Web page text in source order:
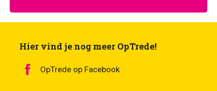
Hier vind je nog meer OpTrede!
OpTrede op Facebook